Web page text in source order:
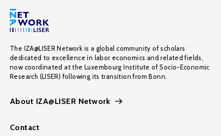
The IZA@LISER Network is a global community of scholars
dedicated to excellence in labor economics and related fields,
now coordinated at the Luxembourg Institute of Socio-Economic
Research (LISER) following its transition from Bonn.
About IZA@LISER Network
Contact